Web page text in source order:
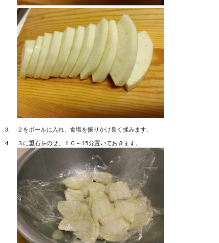
２をボールに入れ、食塩を振りかけ良く揉みます。
３に重石をのせ、１０～15分置いておきます。